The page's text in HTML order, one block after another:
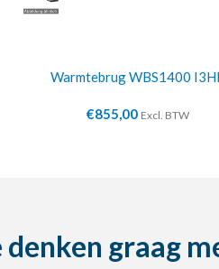
Warmtebrug WBS1400
€855,00 Excl. BTW
denken graag